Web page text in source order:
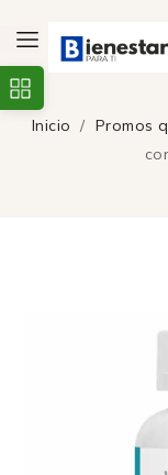
Inicio Promos